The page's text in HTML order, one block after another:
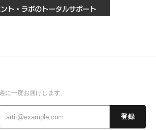
に一度お届けします。
登録